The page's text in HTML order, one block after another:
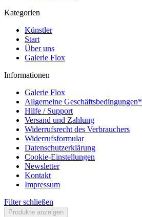
Kategorien
Künstler
Start
Über uns
Galerie Flox
Informationen
Galerie Flox
Allgemeine Geschäftsbedingungen*
Hilfe / Support
Versand und Zahlung
Widerrufsrecht des Verbrauchers
Widerrufsformular
Datenschutzerklärung
Cookie-Einstellungen
Newsletter
Kontakt
Impressum
Filter schließen
Produkte anzeigen